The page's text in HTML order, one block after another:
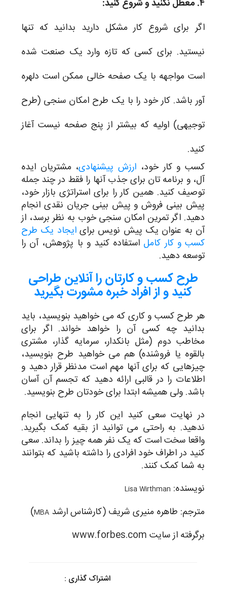
۴. معطل نکنید و شروع کنید:
اگر برای شروع کار مشکل دارید بدانید که تنها
نیستید. برای کسی که تازه وارد یک صنعت شده
است مواجهه با یک صفحه خالی ممکن است دلهره
آور باشد. کار خود را با یک طرح امکان سنجی (طرح
توجیهی) اولیه که بیشتر از پنج صفحه نیست آغاز
کنید.
کسب و کار خود، ارزش پیشنهادی، مشتریان ایده
آل، و برنامه تان برای جذب آنها را فقط در چند جمله
توصیف کنید. همین کار را برای استراتژی بازار خود،
پیش بینی فروش و پیش بینی جریان نقدی انجام
دهید. اگر تمرین امکان سنجی خوب به نظر برسد، از
آن به عنوان یک پیش نویس برایایجاد یک طرح
کسب و کار کامل استفاده کنید و با پژوهش، آن را
توسعه دهید.
طرح کسب و کارتان را آنلاین طراحی
کنید و از افراد خبره مشورت بگیرید
هر طرح کسب و کاری که می خواهید بنویسید، باید
بدانید چه کسی آن را خواهد خواند. اگر برای
مخاطب دوم (مثل بانکدار، سرمایه گذار، مشتری
بالقوه یا فروشنده) هم می خواهید طرح بنویسید،
چیزهایی که برای آنها مهم است مدنظر قرار دهید و
اطلاعات را در قالبی ارائه دهید که تجسم آن آسان
باشد. ولی همیشه ابتدا برای خودتان طرح بنویسید.
در نهایت سعی کنید این کار را به تنهایی انجام
ندهید. به راحتی می توانید از بقیه کمک بگیرید.
واقعا سخت است که یک نفر همه چیز را بداند. سعی
کنید در اطراف خود افرادی را داشته باشید که بتوانند
به شما کمک کنند.
نویسنده: Lisa Wirthman
مترجم: طاهره منیری شریف (کارشناس ارشدMBA
)
برگرفته از سایت www.forbes.com
اشتراک گذاری :